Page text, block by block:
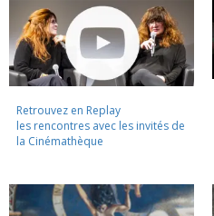
Retrouvez en Replay
les rencontres avec les invités de
la Cinémathèque